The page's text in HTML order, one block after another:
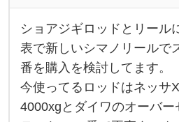
シ
ョ
ア
ジ
ショアジギロッドとリール
表で新しいシマノリールで
番を購入を検討してます。
今使ってるロッドはネッサ
4000xgとダイワのオーバ